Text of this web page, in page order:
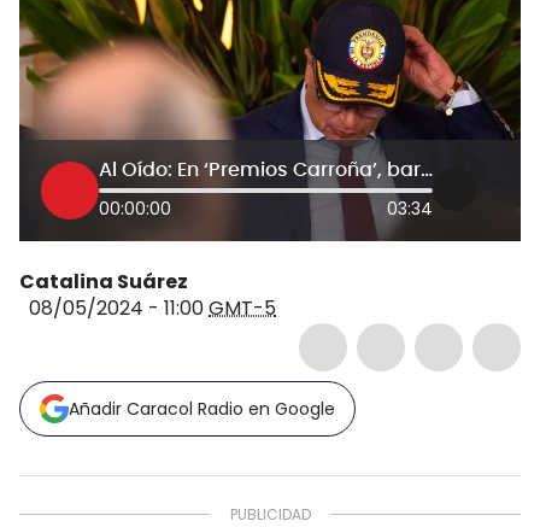
Al Oído: En ‘Premios Carroña’, barre el Gobierno corrupto del cambio
00:00:00 03:34
Catalina Suárez
08/05/2024 - 11:00GMT-5
Añadir Caracol Radio en Google